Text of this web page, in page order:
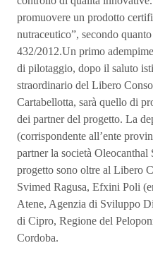
promuovere un prodotto
nutraceutico”, secondo
432/2012.Un primo
di pilotaggio, dopo il saluto
straordinario del Libero
Cartabellotta, sarà quello di
dei partner del progetto. La
(corrispondente all’ente
partner la società
progetto sono oltre al Libero
Svimed Ragusa, Efxini Poli
Atene, Agenzia di Sviluppo
di Cipro, Regione del
Cordoba.